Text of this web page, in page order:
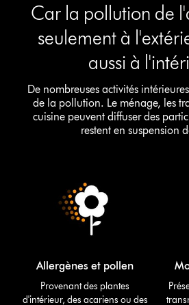
Car la pollution de
seulement à
aussi à
De nombreuses activités
de la pollution. Le ménage, les
cuisine peuvent diffuser des
restent en suspension
Allergènes et pollen
Provenant des plantes
d'intérieur, des acariens ou des